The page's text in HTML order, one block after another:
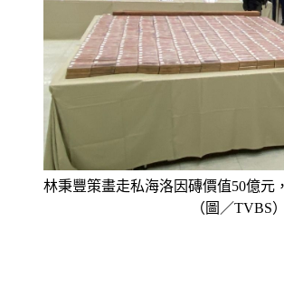
林秉豐策畫走私海洛因磚價值50億元
（圖／TVBS）